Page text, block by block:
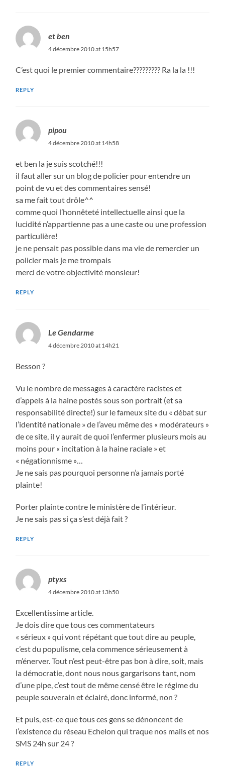
et ben
4 décembre 2010 at 15h57
C’est quoi le premier commentaire????????? Ra la la !!!
REPLY
pipou
4 décembre 2010 at 14h58
et ben la je suis scotché!!!
il faut aller sur un blog de policier pour entendre un
point de vu et des commentaires sensé!
sa me fait tout drôle^^
comme quoi l’honnêteté intellectuelle ainsi que la
lucidité n’appartienne pas a une caste ou une profession
particulière!
je ne pensait pas possible dans ma vie de remercier un
policier mais je me trompais
merci de votre objectivité monsieur!
REPLY
Le Gendarme
4 décembre 2010 at 14h21
Besson ?
Vu le nombre de messages à caractère racistes et
d’appels à la haine postés sous son portrait (et sa
responsabilité directe!) sur le fameux site du « débat sur
l’identité nationale » de l’aveu même des « modérateurs »
de ce site, il y aurait de quoi l’enfermer plusieurs mois au
moins pour « incitation à la haine raciale » et
« négationnisme »…
Je ne sais pas pourquoi personne n’a jamais porté
plainte!
Porter plainte contre le ministère de l’intérieur.
Je ne sais pas si ça s’est déjà fait ?
REPLY
ptyxs
4 décembre 2010 at 13h50
Excellentissime article.
Je dois dire que tous ces commentateurs
« sérieux » qui vont répétant que tout dire au peuple,
c’est du populisme, cela commence sérieusement à
m’énerver. Tout n’est peut-être pas bon à dire, soit, mais
la démocratie, dont nous nous gargarisons tant, nom
d’une pipe, c’est tout de même censé être le régime du
peuple souverain et éclairé, donc informé, non ?
Et puis, est-ce que tous ces gens se dénoncent de
l’existence du réseau Echelon qui traque nos mails et nos
SMS 24h sur 24 ?
REPLY